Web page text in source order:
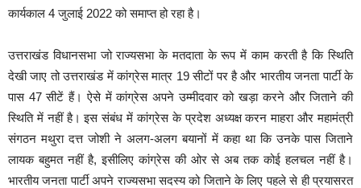
कार्यकाल 4 जुलाई 2022 को समाप्त हो रहा है।
उत्तराखंड विधानसभा जो राज्यसभा के मतदाता के रूप में काम करती है कि स्थिति
देखी जाए तो उत्तराखंड में कांग्रेस मात्र 19 सीटों पर है और भारतीय जनता पार्टी के
पास 47 सीटें हैं। ऐसे में कांग्रेस अपने उम्मीदवार को खड़ा करने और जिताने की
स्थिति में नहीं है। इस संबंध में कांग्रेस के प्रदेश अध्यक्ष करन माहरा और महामंत्री
संगठन मथुरा दत्त जोशी ने अलग-अलग बयानों में कहा था कि उनके पास जिताने
लायक बहुमत नहीं है, इसीलिए कांग्रेस की ओर से अब तक कोई हलचल नहीं है।
भारतीय जनता पार्टी अपने राज्यसभा सदस्य को जिताने के लिए पहले से ही प्रयासरत